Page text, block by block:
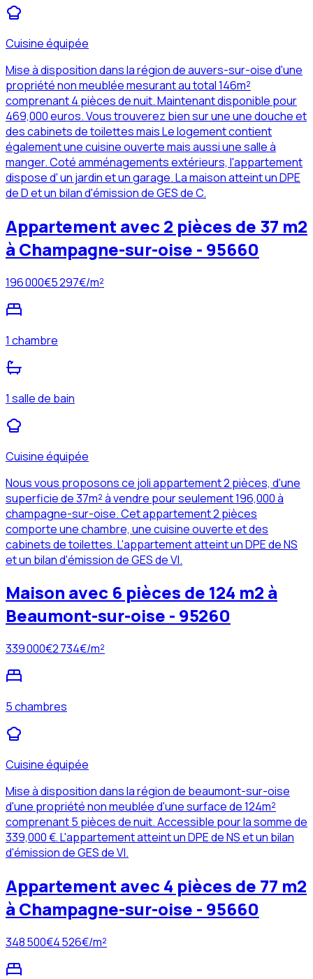
Cuisine équipée
Mise à disposition dans la région de auvers-sur-oise d'une
propriété non meublée mesurant au total 146m²
comprenant 4 pièces de nuit. Maintenant disponible pour
469,000 euros. Vous trouverez bien sur une une douche et
des cabinets de toilettes mais Le logement contient
également une cuisine ouverte mais aussi une salle à
manger. Coté amménagements extérieurs, l'appartement
dispose d' un jardin et un garage. La maison atteint un DPE
de D et un bilan d'émission de GES de C.
Appartement avec 2 pièces de 37 m2
à Champagne-sur-oise - 95660
196 000€5 297€/m²
1 chambre
1 salle de bain
Cuisine équipée
Nous vous proposons ce joli appartement 2 pièces, d'une
superficie de 37m² à vendre pour seulement 196,000 à
champagne-sur-oise. Cet appartement 2 pièces
comporte une chambre, une cuisine ouverte et des
cabinets de toilettes. L'appartement atteint un DPE de NS
et un bilan d'émission de GES de VI.
Maison avec 6 pièces de 124 m2 à
Beaumont-sur-oise - 95260
339 000€2 734€/m²
5 chambres
Cuisine équipée
Mise à disposition dans la région de beaumont-sur-oise
d'une propriété non meublée d'une surface de 124m²
comprenant 5 pièces de nuit. Accessible pour la somme de
339,000 €. L'appartement atteint un DPE de NS et un bilan
d'émission de GES de VI.
Appartement avec 4 pièces de 77 m2
à Champagne-sur-oise - 95660
348 500€4 526€/m²